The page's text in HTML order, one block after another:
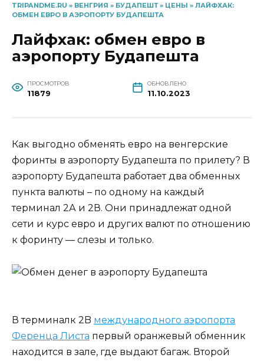
TRIPANDME.RU » ВЕНГРИЯ » БУДАПЕШТ» ЦЕНЫ » ЛАЙФХАК:
ОБМЕН ЕВРО В АЭРОПОРТУ БУДАПЕШТА
Лайфхак: обмен евро в
аэропорту Будапешта
ПРОСМОТРОВ
11879
ОБНОВЛЕНО
11.10.2023
Как выгодно обменять евро на венгерские
форинты в аэропорту Будапешта по прилету? В
аэропорту Будапешта работает два обменных
пункта валюты – по одному на каждый
терминал 2А и 2В. Они принадлежат одной
сети и курс евро и других валют по отношению
к форинту — слезы и только.
В терминалк 2B международного аэропорта
Ференца Листа первый оранжевый обменник
находится в зале, где выдают багаж. Второй